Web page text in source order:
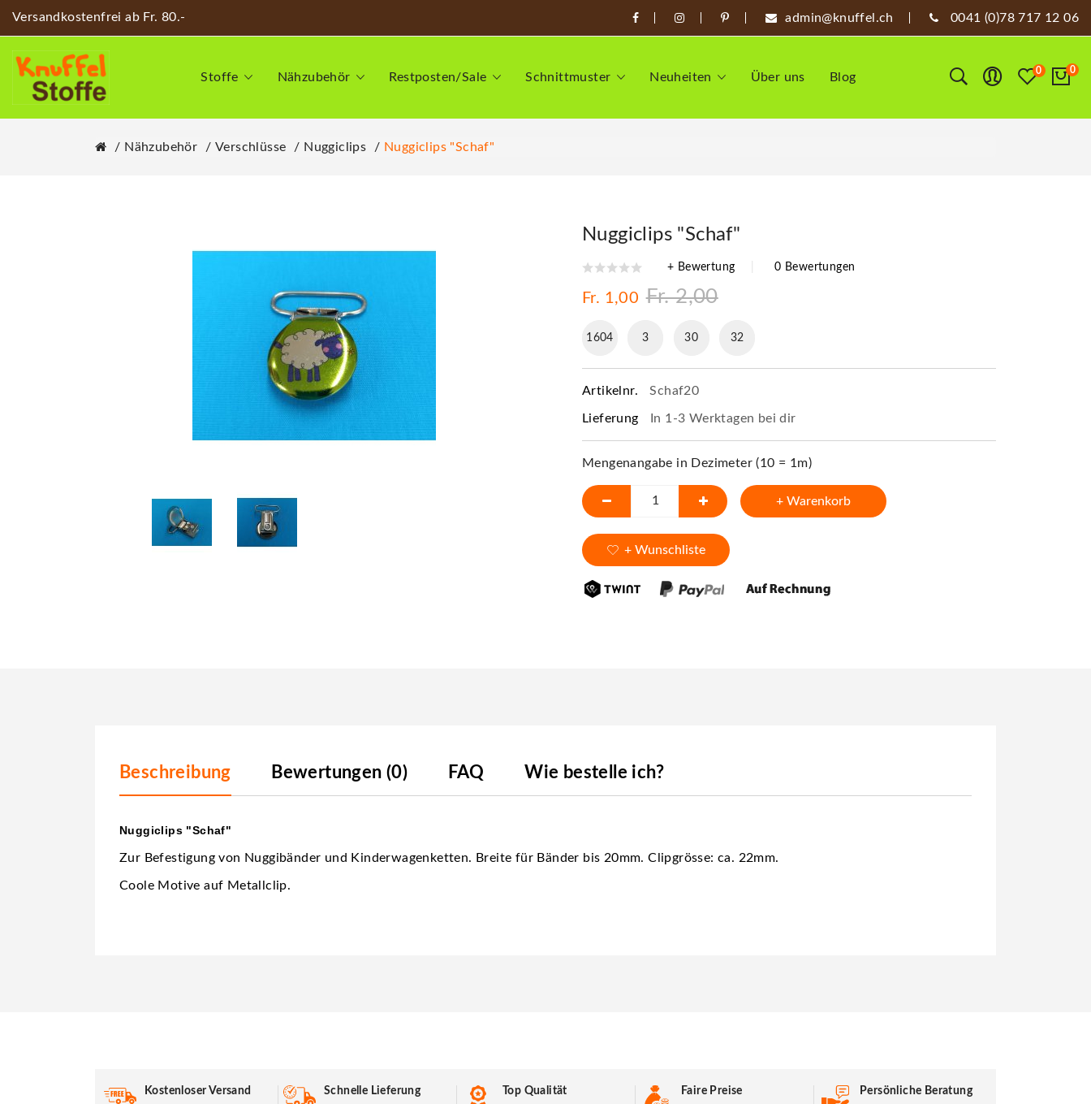
Versandkostenfrei ab Fr. 80.- admin@knuffel.ch 0041 (0)78 717 12 06
Stoffe Nähzubehör Restposten/Sale Schnittmuster Neuheiten Über uns Blog 0 0
Nähzubehör Verschlüsse Nuggiclips Nuggiclips "Schaf"
Nuggiclips "Schaf"
+ Bewertung 0 Bewertungen
Fr. 1,00 Fr. 2,00
1604 3 30 31
Artikelnr. Schaf20
Lieferung In 1-3 Werktagen bei dir
Mengenangabe in Dezimeter (10 = 1m)
+ Warenkorb
+ Wunschliste
Beschreibung Bewertungen (0) FAQ Wie bestelle ich?
Nuggiclips "Schaf"
Zur Befestigung von Nuggibänder und Kinderwagenketten. Breite für Bänder bis 20mm. Clipgrösse: ca. 22mm.
Coole Motive auf Metallclip.
Kostenloser Versand
Schnelle Lieferung
Top Qualität
Faire Preise
Persönliche Beratung